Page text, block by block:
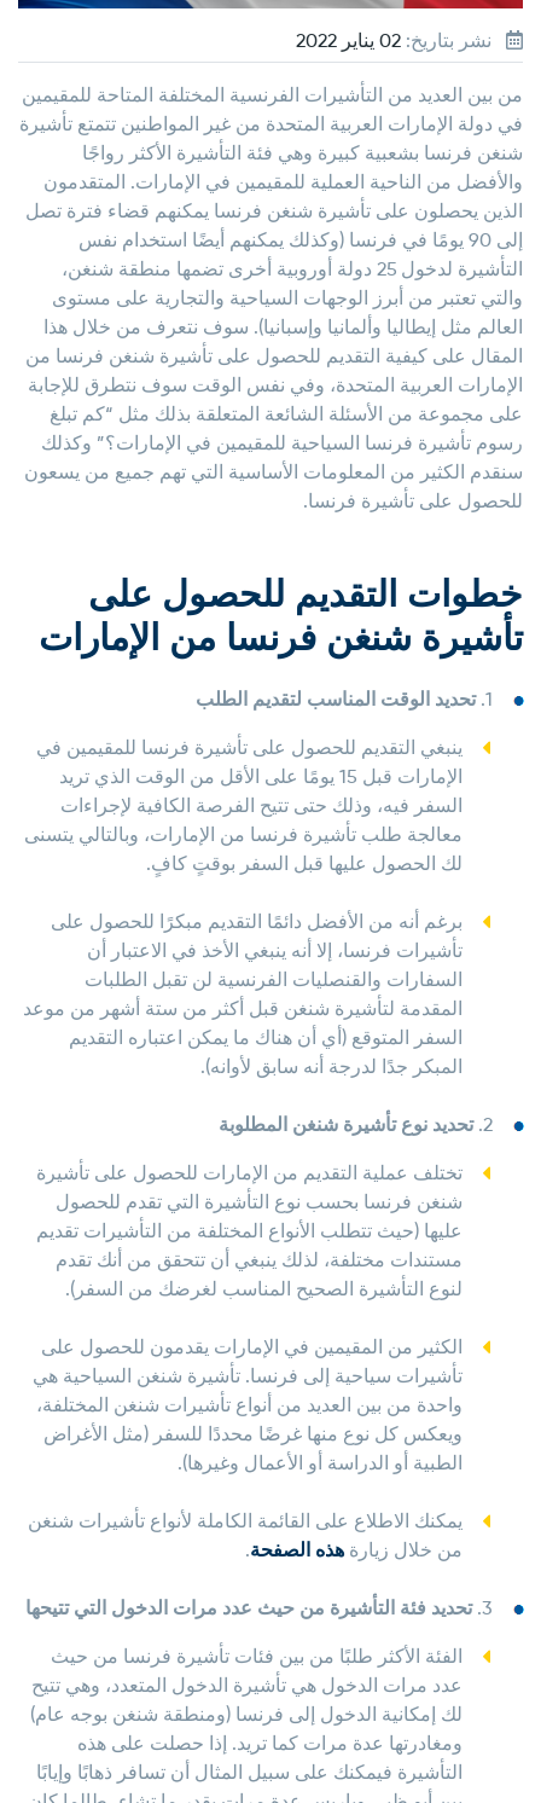
نشر بتاريخ: 02 يناير 2022
من بين العديد من التأشيرات الفرنسية المختلفة المتاحة للمقيمين
في دولة الإمارات العربية المتحدة من غير المواطنين تتمتع تأشيرة
شنغن فرنسا بشعبية كبيرة وهي فئة التأشيرة الأكثر رواجًا
والأفضل من الناحية العملية للمقيمين في الإمارات. المتقدمون
الذين يحصلون على تأشيرة شنغن فرنسا يمكنهم قضاء فترة تصل
إلى 90 يومًا في فرنسا (وكذلك يمكنهم أيضًا استخدام نفس
التأشيرة لدخول 25 دولة أوروبية أخرى تضمها منطقة شنغن،
والتي تعتبر من أبرز الوجهات السياحية والتجارية على مستوى
العالم مثل إيطاليا وألمانيا وإسبانيا). سوف نتعرف من خلال هذا
المقال على كيفية التقديم للحصول على تأشيرة شنغن فرنسا من
الإمارات العربية المتحدة، وفي نفس الوقت سوف نتطرق للإجابة
على مجموعة من الأسئلة الشائعة المتعلقة بذلك مثل “كم تبلغ
رسوم تأشيرة فرنسا السياحية للمقيمين في الإمارات؟” وكذلك
سنقدم الكثير من المعلومات الأساسية التي تهم جميع من يسعون
للحصول على تأشيرة فرنسا.
خطوات التقديم للحصول على
تأشيرة شنغن فرنسا من الإمارات
1. تحديد الوقت المناسب لتقديم الطلب
ينبغي التقديم للحصول على تأشيرة فرنسا للمقيمين في
الإمارات قبل 15 يومًا على الأقل من الوقت الذي تريد
السفر فيه، وذلك حتى تتيح الفرصة الكافية لإجراءات
معالجة طلب تأشيرة فرنسا من الإمارات، وبالتالي يتسنى
لك الحصول عليها قبل السفر بوقتٍ كافٍ.
برغم أنه من الأفضل دائمًا التقديم مبكرًا للحصول على
تأشيرات فرنسا، إلا أنه ينبغي الأخذ في الاعتبار أن
السفارات والقنصليات الفرنسية لن تقبل الطلبات
المقدمة لتأشيرة شنغن قبل أكثر من ستة أشهر من موعد
السفر المتوقع (أي أن هناك ما يمكن اعتباره التقديم
المبكر جدًا لدرجة أنه سابق لأوانه).
2. تحديد نوع تأشيرة شنغن المطلوبة
تختلف عملية التقديم من الإمارات للحصول على تأشيرة
شنغن فرنسا بحسب نوع التأشيرة التي تقدم للحصول
عليها (حيث تتطلب الأنواع المختلفة من التأشيرات تقديم
مستندات مختلفة، لذلك ينبغي أن تتحقق من أنك تقدم
لنوع التأشيرة الصحيح المناسب لغرضك من السفر).
الكثير من المقيمين في الإمارات يقدمون للحصول على
تأشيرات سياحية إلى فرنسا. تأشيرة شنغن السياحية هي
واحدة من بين العديد من أنواع تأشيرات شنغن المختلفة،
ويعكس كل نوع منها غرضًا محددًا للسفر (مثل الأغراض
الطبية أو الدراسة أو الأعمال وغيرها).
يمكنك الاطلاع على القائمة الكاملة لأنواع تأشيرات شنغن
من خلال زيارة هذه الصفحة.
3. تحديد فئة التأشيرة من حيث عدد مرات الدخول التي تتيحها
الفئة الأكثر طلبًا من بين فئات تأشيرة فرنسا من حيث
عدد مرات الدخول هي تأشيرة الدخول المتعدد، وهي تتيح
لك إمكانية الدخول إلى فرنسا (ومنطقة شنغن بوجه عام)
ومغادرتها عدة مرات كما تريد. إذا حصلت على هذه
التأشيرة فيمكنك على سبيل المثال أن تسافر ذهابًا وإيابًا